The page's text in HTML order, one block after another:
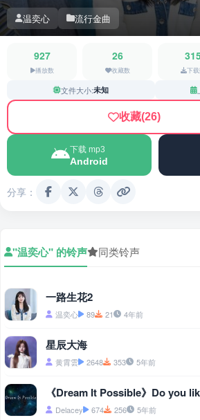
温奕心 流行金曲
927
播放数
26
收藏数 下载
文件大小:未知
收藏(26)
下载 mp3
Android
分享：
"温奕心" 的铃声 同类铃声
一路生花2
温奕心 89 21 4年前
星辰大海
黄霄雲 2648 353 5年前
《Dream It Possible》Do you
Delacey 674 256 5年前